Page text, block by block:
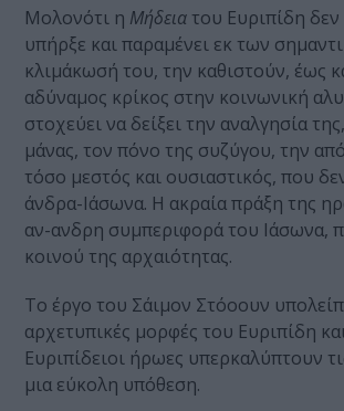
Μολονότι η Μήδεια του Ευριπίδη
υπήρξε και παραμένει εκ των
κλιμάκωσή του, την καθιστούν, έως
αδύναμος κρίκος στην κοινωνική
στοχεύει να δείξει την αναλγησία
μάνας, τον πόνο της συζύγου, την
τόσο μεστός και ουσιαστικός, που
άνδρα-Ιάσωνα. Η ακραία πράξη της
αν-ανδρη συμπεριφορά του Ιάσωνα,
κοινού της αρχαιότητας.
Το έργο του Σάιμον Στόοουν
αρχετυπικές μορφές του Ευριπίδη
Ευριπίδειοι ήρωες υπερκαλύπτουν
μια εύκολη υπόθεση.